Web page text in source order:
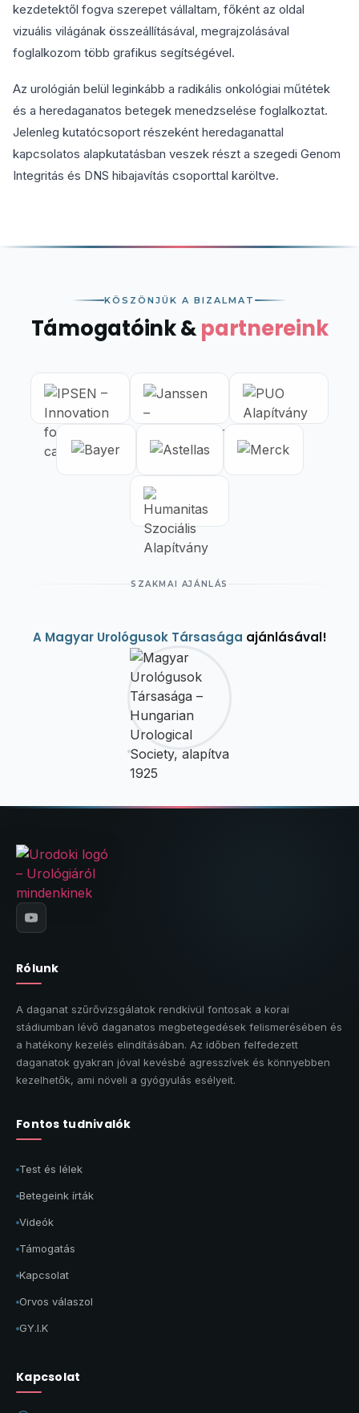
kezdetektől fogva szerepet vállaltam, főként az oldal
vizuális világának összeállításával, megrajzolásával
foglalkozom több grafikus segítségével.
Az urológián belül leginkább a radikális onkológiai műtétek
és a heredaganatos betegek menedzselése foglalkoztat.
Jelenleg kutatócsoport részeként heredaganattal
kapcsolatos alapkutatásban veszek részt a szegedi Genom
Integritás és DNS hibajavítás csoporttal karöltve.
KÖSZÖNJÜK A BIZALMAT
Támogatóink &partnereink
SZAKMAI AJÁNLÁS
A Magyar Urológusok Társasága ajánlásával!
Rólunk
A daganat szűrővizsgálatok rendkívül fontosak a korai
stádiumban lévő daganatos megbetegedések felismerésében és
a hatékony kezelés elindításában. Az időben felfedezett
daganatok gyakran jóval kevésbé agresszívek és könnyebben
kezelhetők, ami növeli a gyógyulás esélyeit.
Fontos tudnivalók
Test és lélek
Betegeink írták
Videók
Támogatás
Kapcsolat
Orvos válaszol
GY.I.K
Kapcsolat